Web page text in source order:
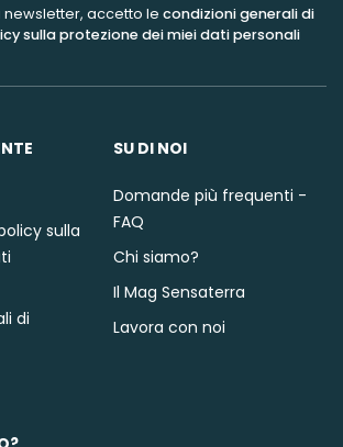
accetto le condizioni generali di
sulla protezione dei miei dati personali
sulla
di
SU DI NOI
Domande più frequenti -
FAQ
Chi siamo?
Il Mag Sensaterra
Lavora con noi